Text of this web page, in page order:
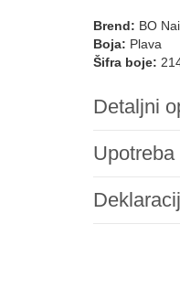
Brend: BO
Boja: Plava
Šifra boje:
Detaljni
Upotreba